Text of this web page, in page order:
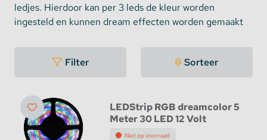
ledjes. Hierdoor kan per 3 leds de kleur worden
ingesteld en kunnen dream effecten worden gemaakt
Filter Sorteer
LEDStrip RGB dreamcolor 5
Meter 30 LED 12 Volt
Niet op voorraad